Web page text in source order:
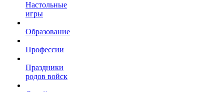
Настольные
игры
Образование
Профессии
Праздники
родов войск